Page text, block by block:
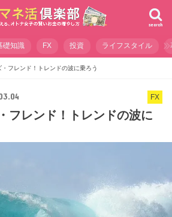
search
礎知識 FX 投資 ライフスタイル
・フレンド！トレンドの波に乗ろう
FX
フレンド！トレンドの波に